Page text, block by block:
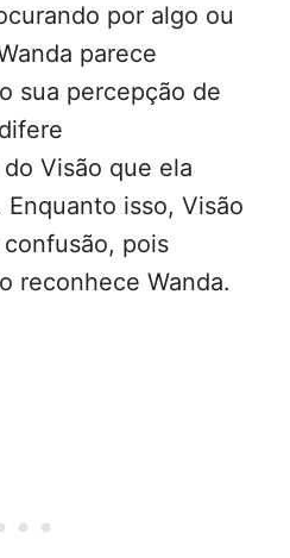
por algo ou
parece
sua percepção de
Visão que ela
isso, Visão
pois
reconhece Wanda.